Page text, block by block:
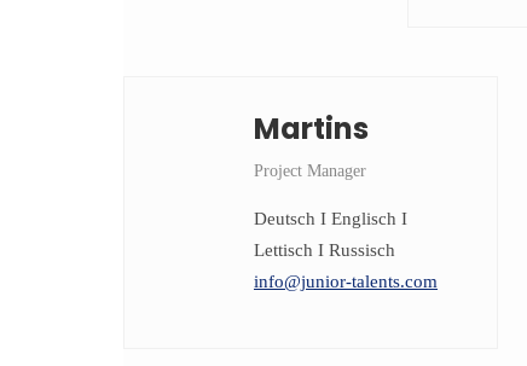
Martins
Project Manager
Deutsch I Englisch I
Lettisch I Russisch
info@junior-talents.com